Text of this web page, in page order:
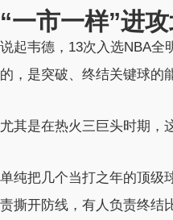
“一市一样”进
说起韦德，13次入选NBA全
的，是突破、终结关键球的
尤其是在热火三巨头时期，
单纯把几个当打之年的顶级
责撕开防线，有人负责终结